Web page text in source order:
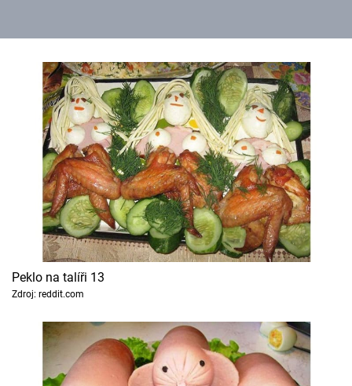
Peklo na talíři 13
Zdroj: reddit.com